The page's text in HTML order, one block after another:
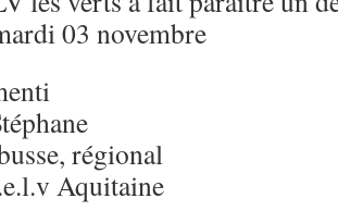
03 novembre
régional
Aquitaine